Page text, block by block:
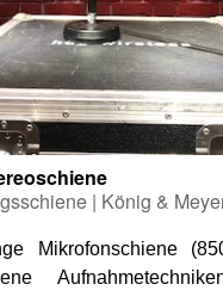
| König &
Mikrofonschiene